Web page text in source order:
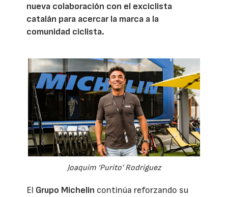
nueva colaboración con el exciclista
catalán para acercar la marca a la
comunidad ciclista.
Joaquim ‘Purito’ Rodríguez
El Grupo Michelin continúa reforzando su